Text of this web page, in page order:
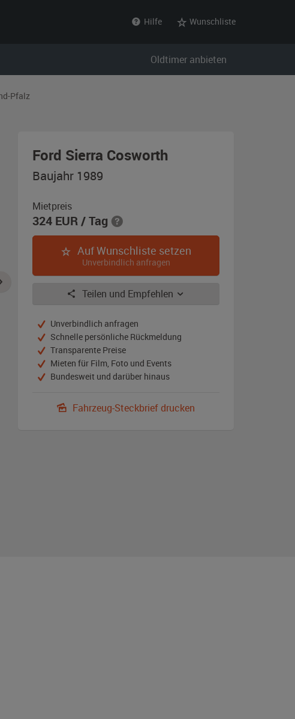
Hilfe Wunschliste
Oldtimer anbieten
Pfalz
Ford Sierra Cosworth
Baujahr 1989
Mietpreis
324 EUR/ Tag
Auf Wunschliste setzen
Unverbindlich anfragen
Teilen und Empfehlen
Unverbindlich anfragen
Schnelle persönliche Rückmeldung
Transparente Preise
Mieten für Film, Foto und Events
Bundesweit und darüber hinaus
Fahrzeug-Steckbrief drucken